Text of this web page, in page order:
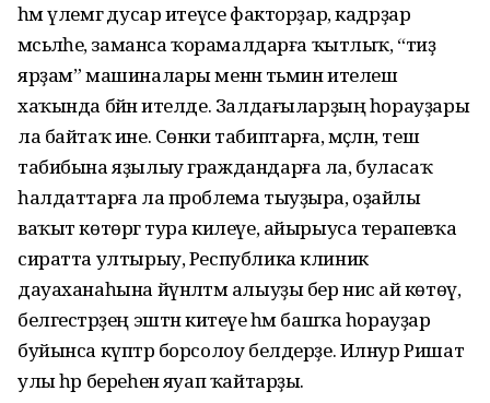
һәм үлемгә дусар итеүсе факторҙар, кадрҙар
мәсьәләһе, заманса ҡорамалдарға ҡытлыҡ, “тиҙ
ярҙам” машиналары менән тәьмин ителеш
хаҡында бәйән ителде. Залдағыларҙың һорауҙары
ла байтаҡ ине. Сөнки табиптарға, мәҫәлән, теш
табибына яҙылыу граждандарға ла, буласаҡ
һалдаттарға ла проблема тыуҙыра, оҙайлы
ваҡыт көтөргә тура килеүе, айырыуса терапевҡа
сиратта ултырыу, Республика клиник
дауаханаһына йүнәлтмә алыуҙы бер нисә ай көтөү,
белгестәрҙең эштән китеүе һәм башҡа һорауҙар
буйынса күптәр борсолоу белдерҙе. Илнур Ришат
улы һәр береһенә яуап ҡайтарҙы.